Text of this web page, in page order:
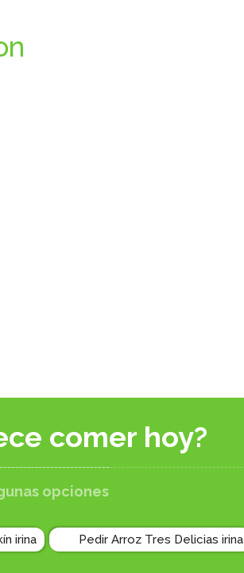
comer hoy?
opciones
irina Pedir Arroz Tres Delicias irina